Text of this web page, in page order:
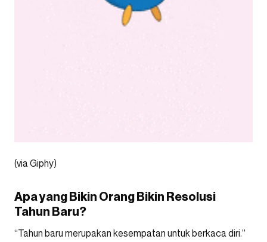
(via Giphy)
Apa yang Bikin Orang Bikin Resolusi
Tahun Baru?
“Tahun baru merupakan kesempatan untuk berkaca diri.”